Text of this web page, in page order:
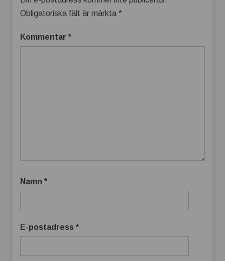
Obligatoriska fält är märkta *
Kommentar *
Namn *
E-postadress *